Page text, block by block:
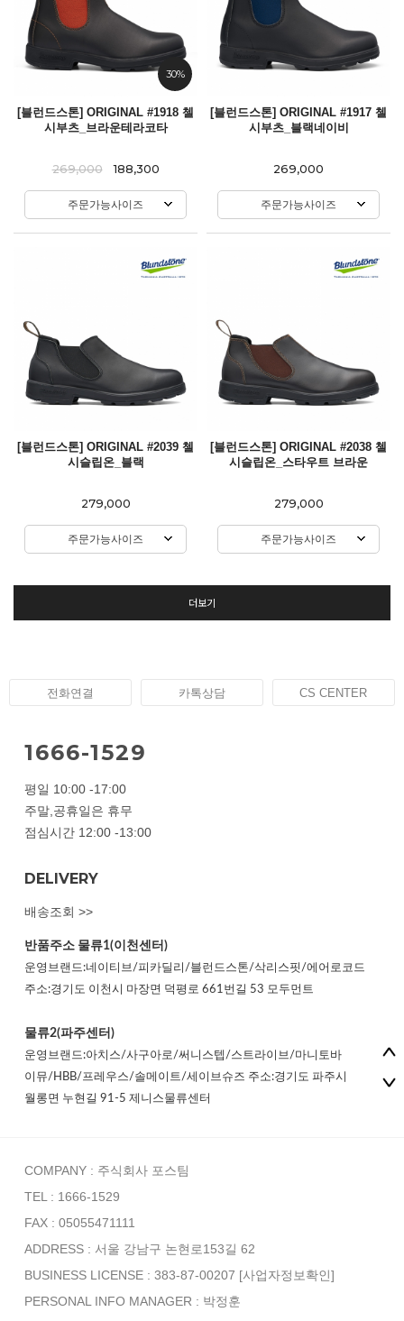
30%
[블런드스톤] ORIGINAL #1918 첼
시부츠_브라운테라코타
269,000 188,300
주문가능사이즈
[블런드스톤] ORIGINAL #1917 첼
시부츠_블랙네이비
269,000
주문가능사이즈
[블런드스톤] ORIGINAL #2039 첼
시슬립온_블랙
279,000
주문가능사이즈
[블런드스톤] ORIGINAL #2038 첼
시슬립온_스타우트 브라운
279,000
주문가능사이즈
더보기
전화연결 카톡상담 CS CENTER
1666-1529
평일 10:00 -17:00
주말,공휴일은 휴무
점심시간 12:00 -13:00
DELIVERY
배송조회 >>
반품주소 물류1(이천센터)
운영브랜드:네이티브/피카딜리/블런드스톤/삭리스핏/에어로코드
주소:경기도 이천시 마장면 덕평로 661번길 53 모두먼트
물류2(파주센터)
운영브랜드:아치스/사구아로/써니스텝/스트라이브/마니토바
이뮤/HBB/프레우스/솔메이트/세이브슈즈 주소:경기도 파주시
월롱면 누현길 91-5 제니스물류센터
COMPANY : 주식회사 포스팀
TEL : 1666-1529
FAX : 05055471111
ADDRESS : 서울 강남구 논현로153길 62
BUSINESS LICENSE : 383-87-00207 [사업자정보확인]
PERSONAL INFO MANAGER : 박정훈